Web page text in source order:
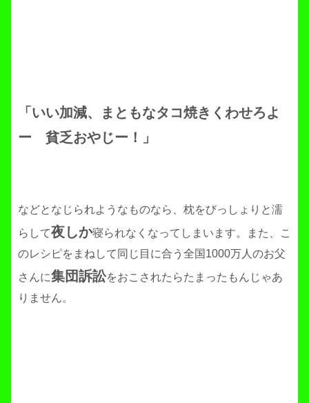
「いい加減、まともなタコ焼きくわせろよ
ー 貧乏おやじー！」
などとなじられようなものなら、枕をびっしょりと濡
らして夜しか寝られなくなってしまいます。また、こ
のレシピをまねして同じ目に合う全国1000万人のお父
さんに集団訴訟をおこされたらたまったもんじゃあ
りません。